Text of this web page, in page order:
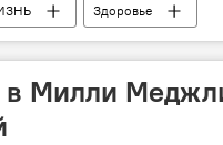
Здоровье
в Милли